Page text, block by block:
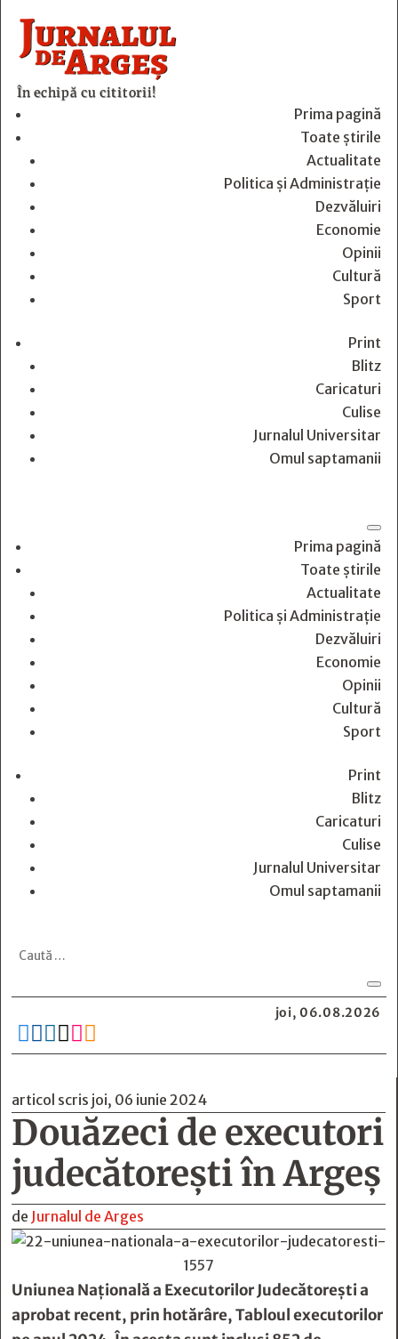
În echipă cu cititorii!
Prima pagină
Toate știrile
Actualitate
Politica și Administrație
Dezvăluiri
Economie
Opinii
Cultură
Sport
Print
Blitz
Caricaturi
Culise
Jurnalul Universitar
Omul saptamanii
Prima pagină
Toate știrile
Actualitate
Politica și Administrație
Dezvăluiri
Economie
Opinii
Cultură
Sport
Print
Blitz
Caricaturi
Culise
Jurnalul Universitar
Omul saptamanii
joi, 06.08.2026
     
articol scris joi, 06 iunie 2024
Douăzeci de executori
judecătoreşti în Argeş
de Jurnalul de Arges
Uniunea Naţională a Executorilor Judecătoreşti a
aprobat recent, prin hotărâre, Tabloul executorilor